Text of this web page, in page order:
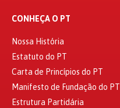
CONHEÇA O PT
Nossa História
Estatuto do PT
Carta de Princípios do PT
Manifesto de Fundação do PT
Estrutura Partidária